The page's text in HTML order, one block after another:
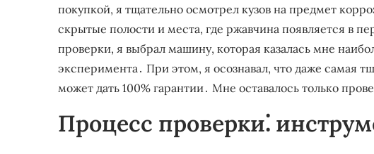
покупкой, я тщательно осмотрел кузов на предмет
скрытые полости и места, где ржавчина появляется в
проверки, я выбрал машину, которая казалась мне
эксперимента․ При этом, я осознавал, что даже самая
может дать 100% гарантии․ Мне оставалось только
Процесс проверки⁚